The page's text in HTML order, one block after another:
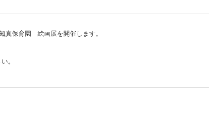
真保育園 絵画展を開催します。
。